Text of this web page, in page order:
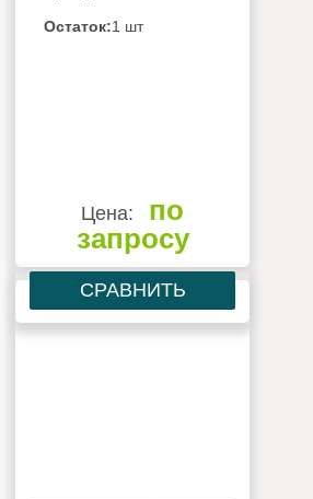
Остаток:1 шт
Цена:
по
запросу
СРАВНИТЬ